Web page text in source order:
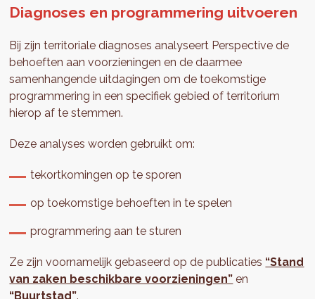
Diagnoses en programmering uitvoeren
Bij zijn territoriale diagnoses analyseert Perspective de
behoeften aan voorzieningen en de daarmee
samenhangende uitdagingen om de toekomstige
programmering in een specifiek gebied of territorium
hierop af te stemmen.
Deze analyses worden gebruikt om:
tekortkomingen op te sporen
op toekomstige behoeften in te spelen
programmering aan te sturen
Ze zijn voornamelijk gebaseerd op de publicaties “Stand
van zaken beschikbare voorzieningen” en
“Buurtstad”.